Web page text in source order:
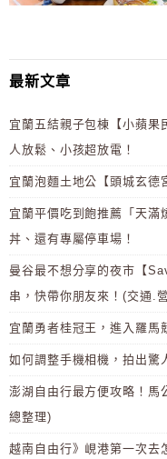
最新文章
宜蘭五結親子包棟【小蘋果
人放鬆、小孩超放電！
宜蘭泡麵土地公【頭城玄德
宜蘭平價吃到飽推薦「天滿
丼、還有專屬停車場！
曼谷最不想分享的夜市【
串，快帶你朋友來！(交通.
宜蘭勇者桂冠王，進入羅馬
如何調整手機相機，拍出驚
澎湖自由行最方便攻略！馬
總整理)
越南自由行》峴港第一次去